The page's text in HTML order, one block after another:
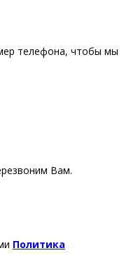
телефона, чтобы мы
Вам.
Политика